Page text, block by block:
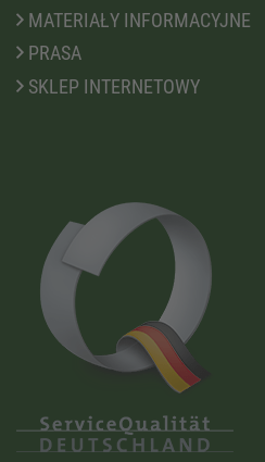
MATERIAŁY INFORMACYJNE
PRASA
SKLEP INTERNETOWY